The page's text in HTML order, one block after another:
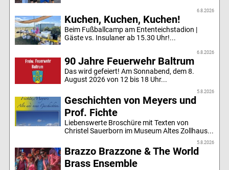
6.8.2026
Kuchen, Kuchen, Kuchen!
Beim Fußballcamp am Ententeichstadion |
Gäste vs. Insulaner ab 15.30 Uhr!...
6.8.2026
90 Jahre Feuerwehr Baltrum
Das wird gefeiert! Am Sonnabend, dem 8.
August 2026 von 12 bis 18 Uhr...
5.8.2026
Geschichten von Meyers und
Prof. Fichte
Liebenswerte Broschüre mit Texten von
Christel Sauerborn im Museum Altes Zollhaus...
5.8.2026
Brazzo Brazzone & The World
Brass Ensemble